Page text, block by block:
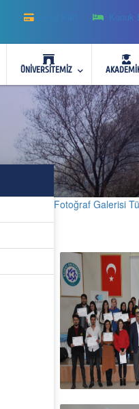
Konuk
ÜNİVERSİTEMİZ
Fotoğraf Galerisi